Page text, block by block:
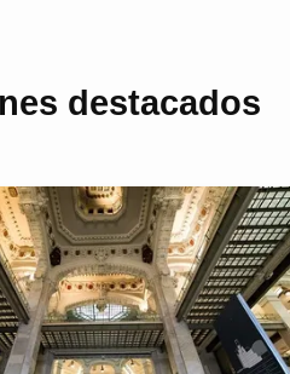
destacados